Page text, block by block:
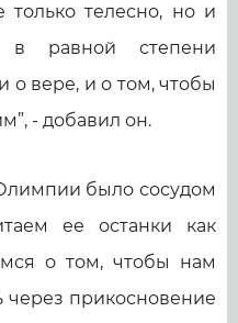
телесно, но и
в равной степени
о вере, и о том, чтобы
- добавил он.
было сосудом
ее останки как
о том, чтобы нам
через прикосновение